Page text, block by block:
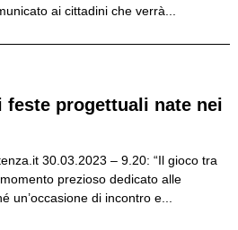
ai cittadini che verrà...
feste progettuali nate nei
30.03.2023 – 9.20: “Il gioco tra
prezioso dedicato alle
un’occasione di incontro e...